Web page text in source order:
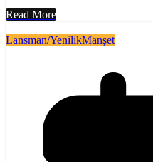
Read More
Lansman/YenilikManşet